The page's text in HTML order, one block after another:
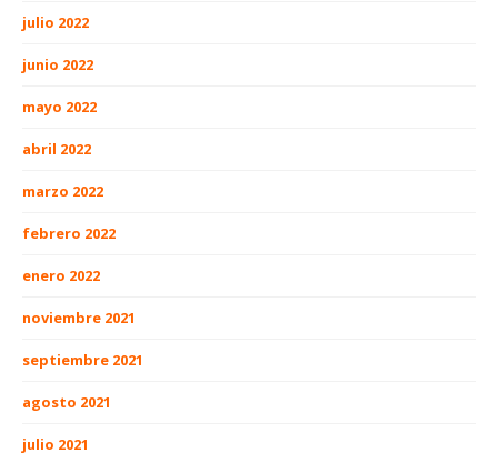
julio 2022
junio 2022
mayo 2022
abril 2022
marzo 2022
febrero 2022
enero 2022
noviembre 2021
septiembre 2021
agosto 2021
julio 2021